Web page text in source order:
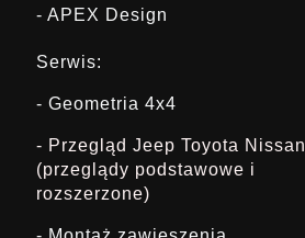
- APEX Design
Serwis:
- Geometria 4x4
- Przegląd Jeep Toyota Nissan
(przeglądy podstawowe i
rozszerzone)